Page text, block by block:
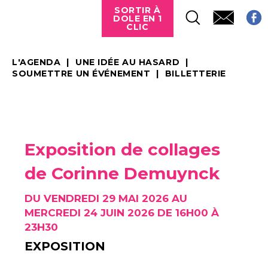
SORTIR À
DOLE EN 1
CLIC
L'AGENDA
UNE IDÉE AU HASARD
SOUMETTRE UN ÉVÉNEMENT
BILLETTERIE
Exposition de collages
de Corinne Demuynck
DU VENDREDI 29 MAI 2026 AU
MERCREDI 24 JUIN 2026 DE 16H00 À
23H30
EXPOSITION